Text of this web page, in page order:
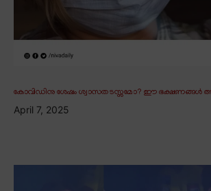
കോവിഡിനു ശേഷം ശ്വാസതടസ്സമോ? ഈ ഭക്ഷണങ്ങൾ
April 7, 2025